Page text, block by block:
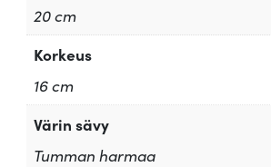
20 cm
Korkeus
16 cm
Värin sävy
Tumman harmaa